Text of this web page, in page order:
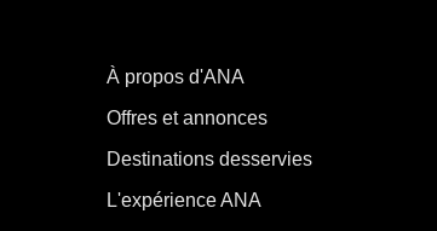
À propos d'ANA
Offres et annonces
Destinations desservies
L'expérience ANA